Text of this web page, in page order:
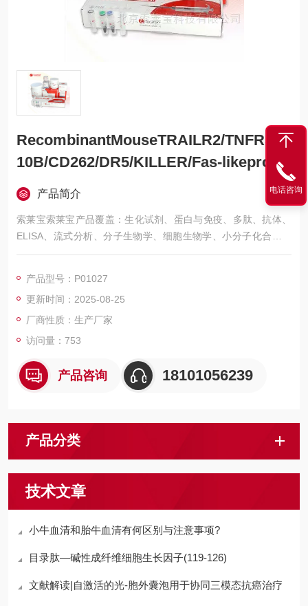
RecombinantMouseTRAILR2/TNFRSF
10B/CD262/DR5/KILLER/Fas-likeprotei
n
产品简介
索莱宝索莱宝产品覆盖：生化试剂、蛋白与免疫、多肽、抗体、
ELISA、流式分析、分子生物学、细胞生物学、小分子化合物、
生化试剂盒、染色试剂、分析标准品、微生物培养、层析介质、
TRAILR2/TNFRSF10B/CD262/DR5/KILLER/Fas-likeprotein
产品型号：P01027
更新时间：2025-08-25
厂商性质：生产厂家
访问量：753
产品咨询 18101056239
产品分类
技术文章
小牛血清和胎牛血清有何区别与注意事项?
目录肽—碱性成纤维细胞生长因子(119-126)
文献解读|自激活的光-胞外囊泡用于协同三模态抗癌治疗
电话咨询